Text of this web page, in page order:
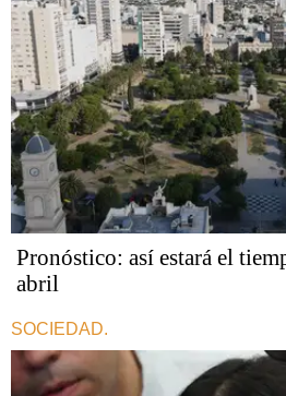
Pronóstico: así estará el
abril
SOCIEDAD.